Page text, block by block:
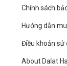
Chính sách
Hướng dẫn
Điều khoản sử
About Dalat